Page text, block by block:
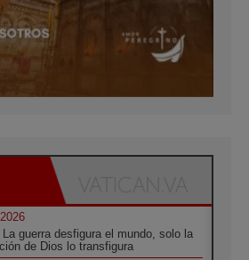
La guerra desfigura el mundo, solo la
de Dios lo transfigura